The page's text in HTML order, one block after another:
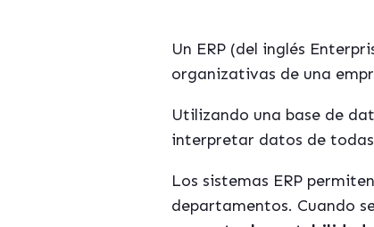
Un ERP (del inglés
organizativas de una
Utilizando una base de
interpretar datos de
Los sistemas ERP
departamentos. Cuando